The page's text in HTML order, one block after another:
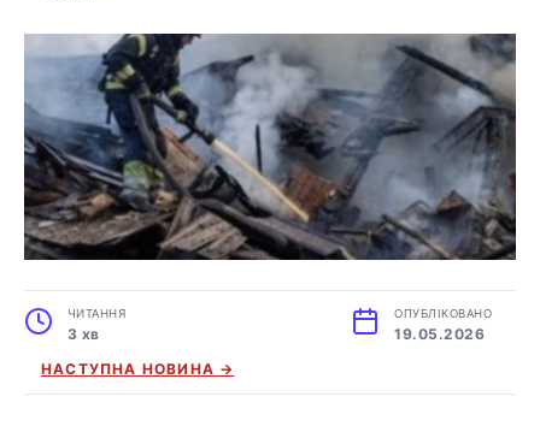
ЧИТАННЯ
3 хв
ОПУБЛІКОВАНО
19.05.2026
НАСТУПНА НОВИНА →